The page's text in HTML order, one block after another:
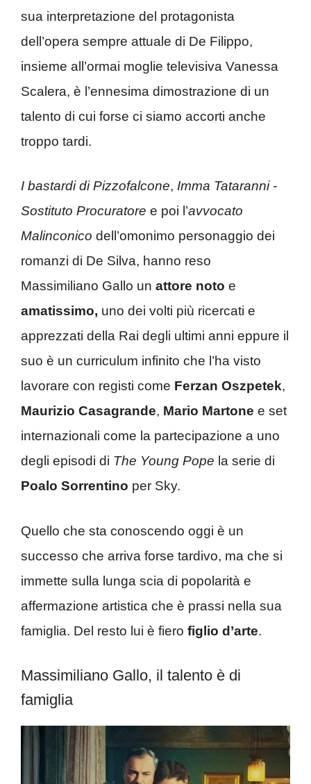
sua interpretazione del protagonista
dell’opera sempre attuale di De Filippo,
insieme all’ormai moglie televisiva Vanessa
Scalera, è l’ennesima dimostrazione di un
talento di cui forse ci siamo accorti anche
troppo tardi.
I bastardi di Pizzofalcone, Imma Tataranni -
Sostituto Procuratore e poi l’avvocato
Malinconico dell’omonimo personaggio dei
romanzi di De Silva, hanno reso
Massimiliano Gallo un attore noto e
amatissimo, uno dei volti più ricercati e
apprezzati della Rai degli ultimi anni eppure il
suo è un curriculum infinito che l’ha visto
lavorare con registi come Ferzan Oszpetek,
Maurizio Casagrande, Mario Martone e set
internazionali come la partecipazione a uno
degli episodi di The Young Pope la serie di
Poalo Sorrentino per Sky.
Quello che sta conoscendo oggi è un
successo che arriva forse tardivo, ma che si
immette sulla lunga scia di popolarità e
affermazione artistica che è prassi nella sua
famiglia. Del resto lui è fiero figlio d’arte.
Massimiliano Gallo, il talento è di
famiglia